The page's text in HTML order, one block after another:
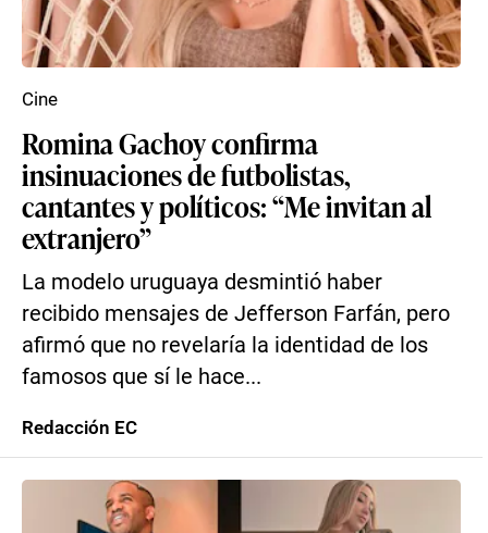
Romina Gachoy confirma
insinuaciones de futbolistas,
cantantes y políticos: “Me invitan al
extranjero”
La modelo uruguaya desmintió haber
recibido mensajes de Jefferson Farfán, pero
afirmó que no revelaría la identidad de los
famosos que sí le hace...
Cine
Redacción EC